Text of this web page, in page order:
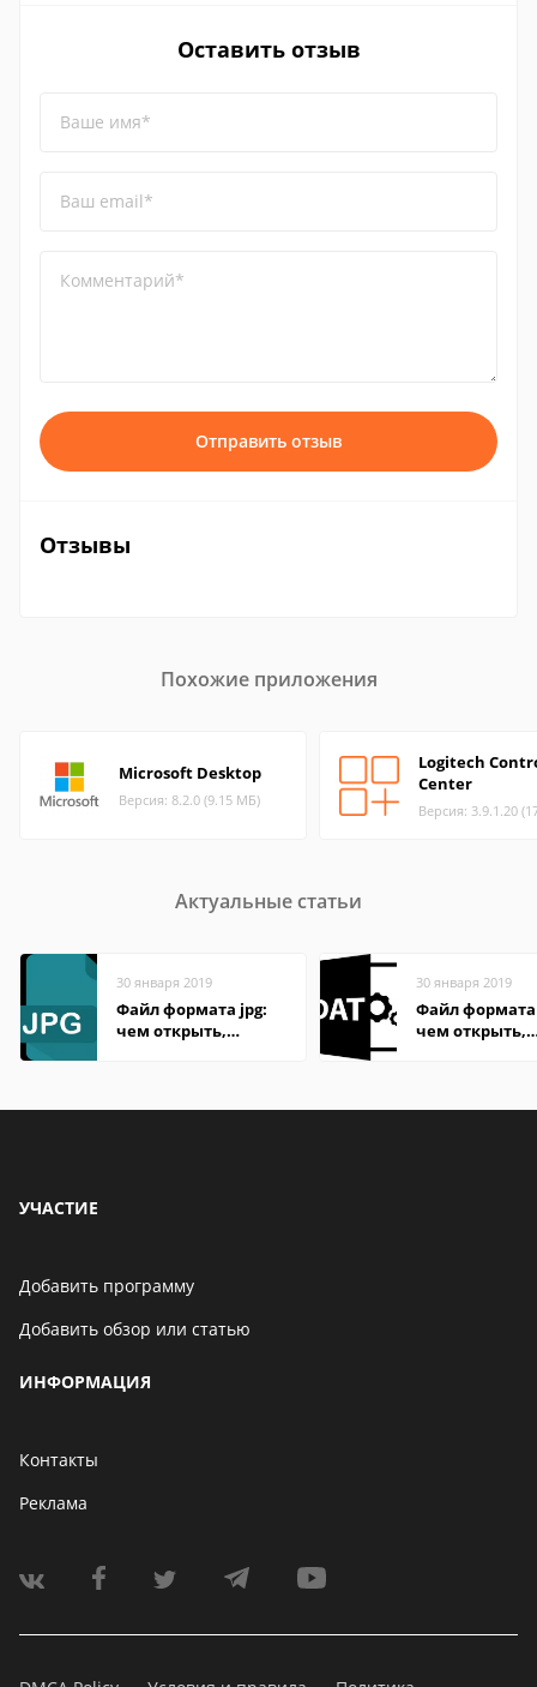
Оставить отзыв
Ваше имя*
Ваш email*
Комментарий*
Отправить отзыв
Отзывы
Похожие приложения
Microsoft Desktop
Версия: 8.2.0 (9.15 МБ)
Logitech
Center
Версия: 3.9.1.20
Актуальные статьи
30 января 2019
Файл формата jpg:
чем открыть,
30 января 2019
Файл формата
чем открыть,
УЧАСТИЕ
Добавить программу
Добавить обзор или статью
ИНФОРМАЦИЯ
Контакты
Реклама